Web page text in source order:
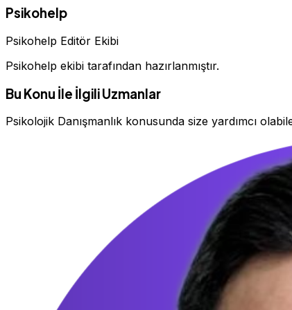
Psikohelp
Psikohelp Editör Ekibi
Psikohelp ekibi tarafından hazırlanmıştır.
Bu Konu İle İlgili Uzmanlar
Psikolojik Danışmanlık konusunda size yardımcı